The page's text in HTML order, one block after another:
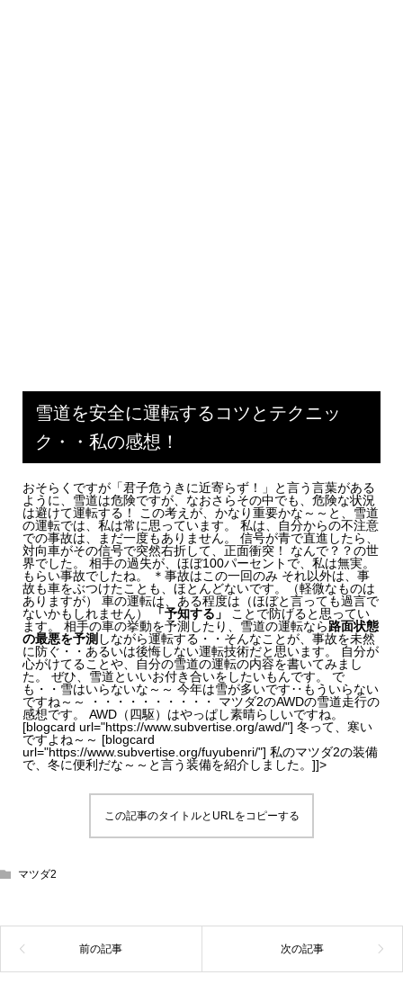
雪道を安全に運転するコツとテクニッ
ク・・私の感想！
おそらくですが「君子危うきに近寄らず！」と言う言葉がある
ように、雪道は危険ですが、なおさらその中でも、危険な状況
は避けて運転する！ この考えが、かなり重要かな～～と、雪道
の運転では、私は常に思っています。 私は、自分からの不注意
での事故は、まだ一度もありません。 信号が青で直進したら、
対向車がその信号で突然右折して、正面衝突！ なんで？？の世
界でした。 相手の過失が、ほぼ100パーセントで、私は無実。
もらい事故でしたね。 ＊事故はこの一回のみ それ以外は、事
故も車をぶつけたことも、ほとんどないです。（軽微なものは
ありますが） 車の運転は、ある程度は（ほぼと言っても過言で
ないかもしれません）
「予知する」
ことで防げると思ってい
ます。 相手の車の挙動を予測したり、雪道の運転なら路面状態
の最悪を予測 しながら運転する・・そんなことが、事故を未然
に防ぐ・・あるいは後悔しない運転技術だと思います。 自分が
心がけてることや、自分の雪道の運転の内容を書いてみまし
た。 ぜひ、雪道といいお付き合いをしたいもんです。 で
も・・雪はいらないな～～ 今年は雪が多いです‥もういらない
ですね～～ ・・・・・・・・・・ マツダ2のAWDの雪道走行の
感想です。 AWD（四駆）はやっぱし素晴らしいですね。
[blogcard url="https://www.subvertise.org/awd/"] 冬って、寒い
ですよね～～ [blogcard
url="https://www.subvertise.org/fuyubenri/"] 私のマツダ2の装備
で、冬に便利だな～～と言う装備を紹介しました。]]>
この記事のタイトルとURLをコピーする
マツダ2